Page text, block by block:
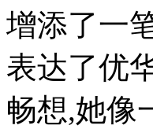
增添了一
表达了优
畅想,她像